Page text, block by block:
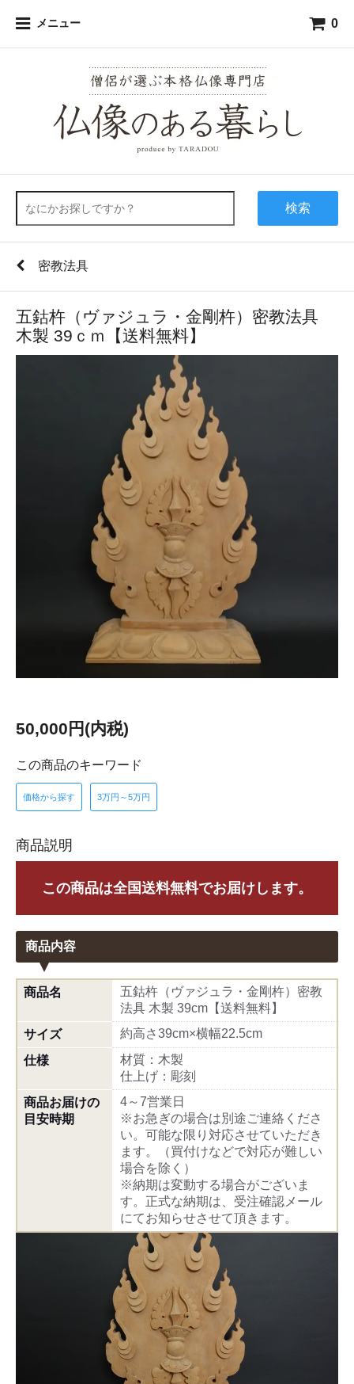
メニュー 0
検索
密教法具
五鈷杵（ヴァジュラ・金剛杵）密教法具
木製 39ｃｍ【送料無料】
50,000円(内税)
この商品のキーワード
価格から探す 3万円～5万円
商品説明
この商品は全国送料無料でお届けします。
商品内容
商品名
五鈷杵（ヴァジュラ・金剛杵）密教
法具 木製 39cm【送料無料】
サイズ
約高さ39cm×横幅22.5cm
仕様
材質：木製
仕上げ：彫刻
商品お届けの
目安時期
4～7営業日
※お急ぎの場合は別途ご連絡くださ
い。可能な限り対応させていただき
ます。（買付けなどで対応が難しい
場合を除く）
※納期は変動する場合がございま
す。正式な納期は、受注確認メール
にてお知らせさせて頂きます。